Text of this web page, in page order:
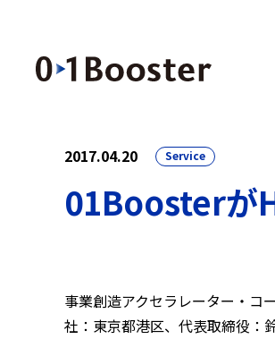
2017.04.20 Service
01Boosterが
事業創造アクセラレーター・コ
社：東京都港区、代表取締役